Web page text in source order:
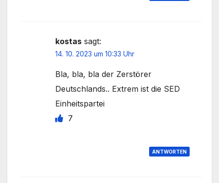
kostas sagt:
14. 10. 2023 um 10:33 Uhr
Bla, bla, bla der Zerstörer
Deutschlands.. Extrem ist die SED
Einheitspartei
7
ANTWORTEN